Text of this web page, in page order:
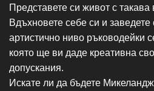
Представете си живот с такава
Вдъхновете себе си и
артистично ниво ръководейки
която ще ви даде креативна
допускания.
Искате ли да бъдете